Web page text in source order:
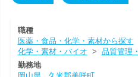
職種
医薬・食品・化学・素材から探す
化学・素材・バイオ > 品質管理
勤務地
岡山県
久米郡美咲町